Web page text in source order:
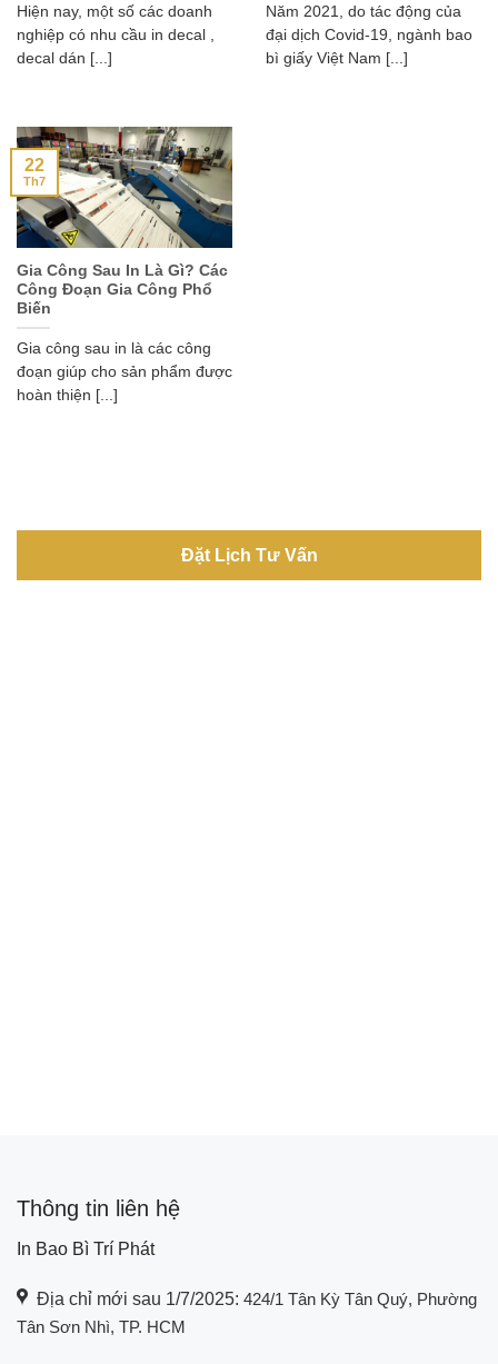
Hiện nay, một số các doanh
nghiệp có nhu cầu in decal ,
decal dán [...]
Năm 2021, do tác động của
đại dịch Covid-19, ngành bao
bì giấy Việt Nam [...]
Gia Công Sau In Là Gì? Các
Công Đoạn Gia Công Phổ
Biến
Gia công sau in là các công
đoạn giúp cho sản phẩm được
hoàn thiện [...]
22
Th7
Đặt Lịch Tư Vấn
Thông tin liên hệ
In Bao Bì Trí Phát
Địa chỉ mới sau 1/7/2025: 424/1 Tân Kỳ Tân Quý, Phường
Tân Sơn Nhì, TP. HCM